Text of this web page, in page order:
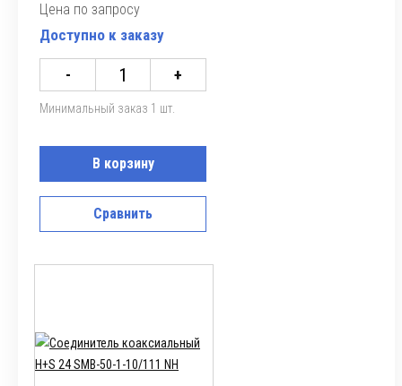
Цена по запросу
Доступно к заказу
- +
Минимальный заказ 1 шт.
В корзину
Сравнить